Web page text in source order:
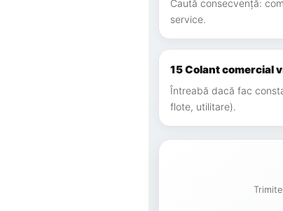
Caută consecvență:
service.
15 Colant comercial
Întreabă dacă fac
flote, utilitare).